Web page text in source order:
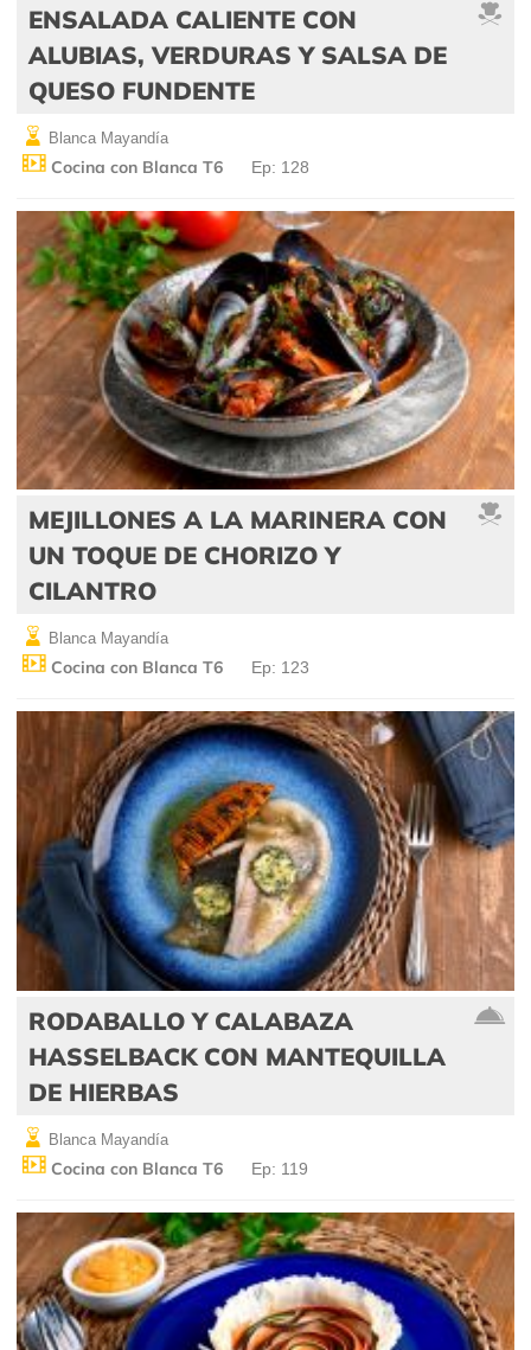
ENSALADA CALIENTE CON
ALUBIAS, VERDURAS Y SALSA DE
QUESO FUNDENTE
Blanca Mayandía
Cocina con Blanca T6 Ep: 128
MEJILLONES A LA MARINERA CON
UN TOQUE DE CHORIZO Y
CILANTRO
Blanca Mayandía
Cocina con Blanca T6 Ep: 123
RODABALLO Y CALABAZA
HASSELBACK CON MANTEQUILLA
DE HIERBAS
Blanca Mayandía
Cocina con Blanca T6 Ep: 119